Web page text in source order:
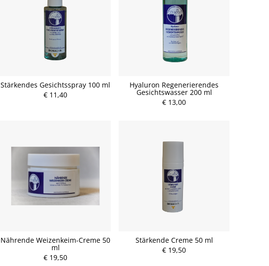
Stärkendes Gesichtsspray 100 ml
€ 11,40
Hyaluron Regenerierendes
Gesichtswasser 200 ml
€ 13,00
Nährende Weizenkeim-Creme 50
ml
€ 19,50
Stärkende Creme 50 ml
€ 19,50